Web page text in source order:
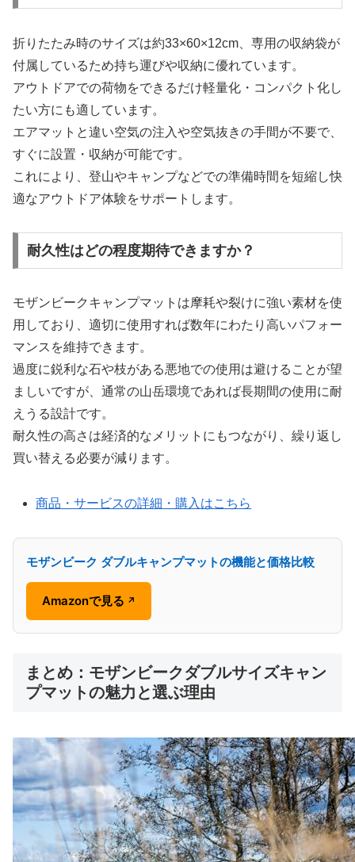
折りたたみ時のサイズは約33×60×12cm、専用の収納袋が
付属しているため持ち運びや収納に優れています。
アウトドアでの荷物をできるだけ軽量化・コンパクト化し
たい方にも適しています。
エアマットと違い空気の注入や空気抜きの手間が不要で、
すぐに設置・収納が可能です。
これにより、登山やキャンプなどでの準備時間を短縮し快
適なアウトドア体験をサポートします。
耐久性はどの程度期待できますか？
モザンビークキャンプマットは摩耗や裂けに強い素材を使
用しており、適切に使用すれば数年にわたり高いパフォー
マンスを維持できます。
過度に鋭利な石や枝がある悪地での使用は避けることが望
ましいですが、通常の山岳環境であれば長期間の使用に耐
えうる設計です。
耐久性の高さは経済的なメリットにもつながり、繰り返し
買い替える必要が減ります。
商品・サービスの詳細・購入はこちら
モザンビーク ダブルキャンプマットの機能と価格比較
Amazonで見る ↗
まとめ：モザンビークダブルサイズキャン
プマットの魅力と選ぶ理由